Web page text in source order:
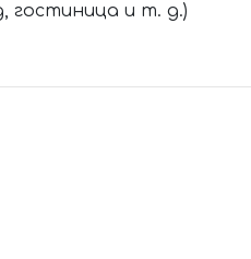
гостиница и т. д.)